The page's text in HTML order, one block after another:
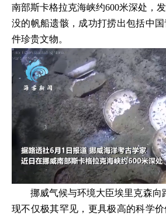
南部斯卡格拉克海峡约600米深处，
没的帆船遗骸，成功打捞出包括中
件珍贵文物。
挪威气候与环境大臣埃里克森向
现不仅极其罕见，更具极高的科学